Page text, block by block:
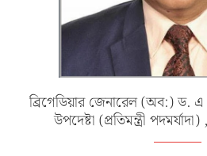
ব্রিগেডিয়ার জেনারেল (অব:) ড.
উপদেষ্টা (প্রতিমন্ত্রী